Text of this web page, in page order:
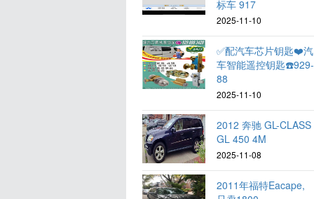
标车 917
2025-11-10
✅配汽车芯片钥匙❤️汽
车智能遥控钥匙☎️929-
88
2025-11-10
2012 奔驰 GL-CLASS
GL 450 4M
2025-11-08
2011年福特Eacape,